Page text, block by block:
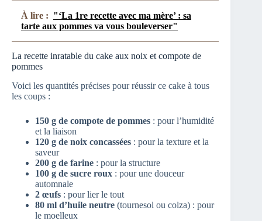
À lire : "‘La 1re recette avec ma mère’ : sa
tarte aux pommes va vous bouleverser"
La recette inratable du cake aux noix et compote de
pommes
Voici les quantités précises pour réussir ce cake à tous
les coups :
150 g de compote de pommes : pour l’humidité
et la liaison
120 g de noix concassées : pour la texture et la
saveur
200 g de farine : pour la structure
100 g de sucre roux : pour une douceur
automnale
2 œufs : pour lier le tout
80 ml d’huile neutre (tournesol ou colza) : pour
le moelleux